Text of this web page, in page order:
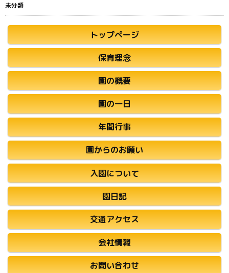
未分類
トップページ
保育理念
園の概要
園の一日
年間行事
園からのお願い
入園について
園日記
交通アクセス
会社情報
お問い合わせ